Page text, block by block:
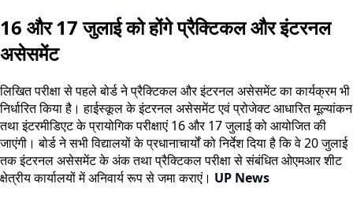
16 और 17 जुलाई को होंगे प्रैक्टिकल और इंटरनल
असेसमेंट
लिखित परीक्षा से पहले बोर्ड ने प्रैक्टिकल और इंटरनल असेसमेंट का कार्यक्रम भी
निर्धारित किया है। हाईस्कूल के इंटरनल असेसमेंट एवं प्रोजेक्ट आधारित मूल्यांकन
तथा इंटरमीडिएट के प्रायोगिक परीक्षाएं 16 और 17 जुलाई को आयोजित की
जाएंगी। बोर्ड ने सभी विद्यालयों के प्रधानाचार्यों को निर्देश दिया है कि वे 20 जुलाई
तक इंटरनल असेसमेंट के अंक तथा प्रैक्टिकल परीक्षा से संबंधित ओएमआर शीट
क्षेत्रीय कार्यालयों में अनिवार्य रूप से जमा कराएं। UP News